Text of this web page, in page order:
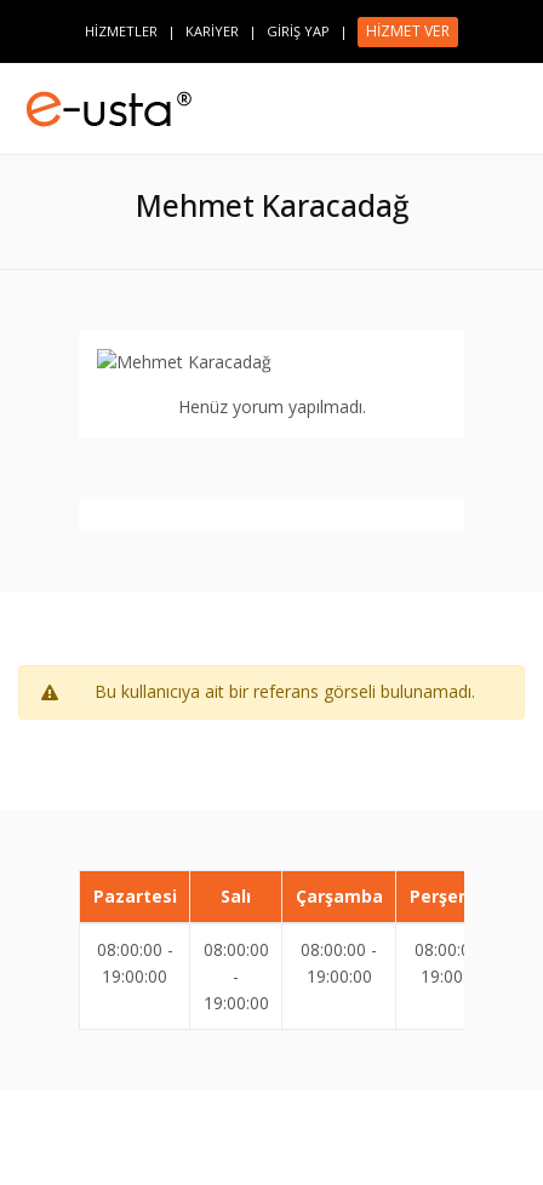
HİZMETLER | KARİYER | GİRİŞ YAP | HİZMET VER
Mehmet Karacadağ
Henüz yorum yapılmadı.
Bu kullanıcıya ait bir referans görseli bulunamadı.
Pazartesi Salı Çarşamba Perşembe
08:00:00 -
19:00:00
08:00:00
-
19:00:00
08:00:00 -
19:00:00
08:00:00 -
19:00:00